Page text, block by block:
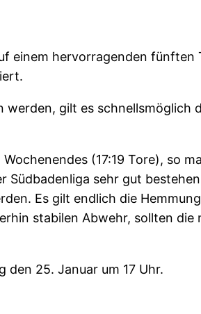
einem hervorragenden
gilt es
(17:19 Tore), so
sehr gut
Es gilt endlich die
stabilen Abwehr, sollten
25. Januar um 17 Uhr.